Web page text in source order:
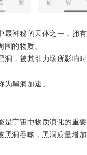
神秘的天体之一，拥有
围的物质。
，被其引力场所影响时
黑洞加速。
宇宙中物质演化的重要
黑洞吞噬，黑洞质量增